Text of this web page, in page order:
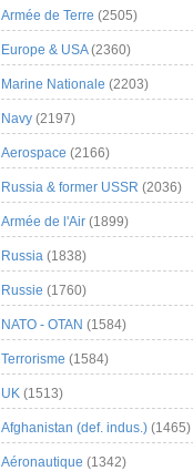
Armée de Terre (2505)
Europe & USA(2360)
Marine Nationale (2203)
Navy (2197)
Aerospace (2166)
Russia & former USSR (2036)
Armée de l'Air (1899)
Russia (1838)
Russie (1760)
NATO - OTAN (1584)
Terrorisme (1584)
UK (1513)
Afghanistan (def. indus.) (1465)
Aéronautique (1342)